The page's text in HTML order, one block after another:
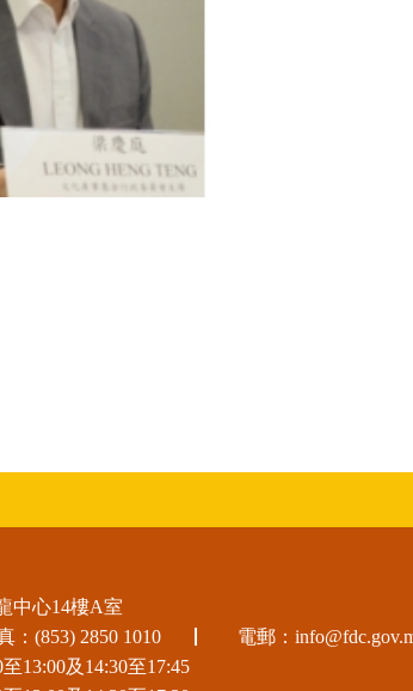
中心14樓A室
：(853) 2850 1010 電郵：
至13:00及14:30至17:45